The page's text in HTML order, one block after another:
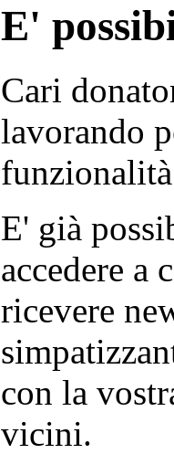
E'
Cari
lavorando
E' già
accedere a
ricevere
con la
vicini.